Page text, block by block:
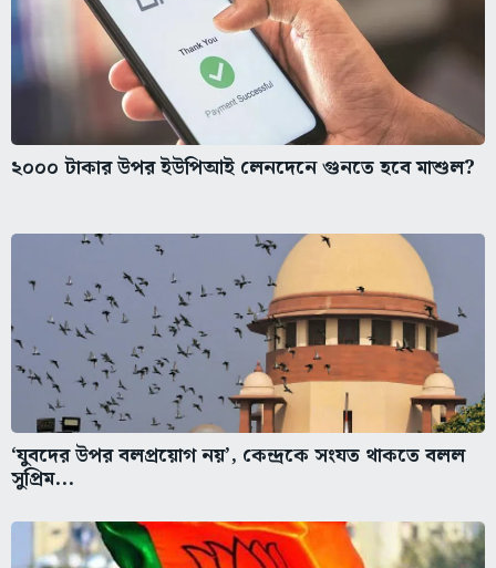
২০০০ টাকার উপর ইউপিআই লেনদেনে গুনতে হবে মাশুল?
‘যুবদের উপর বলপ্রয়োগ নয়’, কেন্দ্রকে সংযত থাকতে বলল
সুপ্রিম...